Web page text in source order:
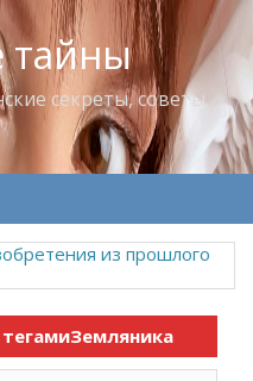
тайны
секреты, советы
из прошлого